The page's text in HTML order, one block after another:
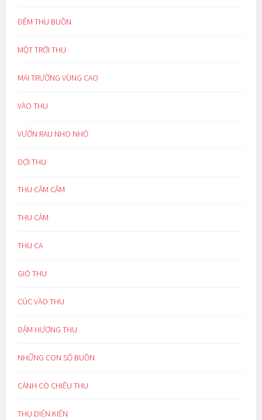
ĐÊM THU BUỒN
MỘT TRỜI THU
MÁI TRƯỜNG VÙNG CAO
VÀO THU
VƯỜN RAU NHO NHỎ
ĐỢI THU
THU CĂM CĂM
THU CẢM
THU CA
GIÓ THU
CÚC VÀO THU
ĐẬM HƯƠNG THU
NHỮNG CON SỐ BUỒN
CÁNH CÒ CHIỀU THU
THU DIỆN KIẾN